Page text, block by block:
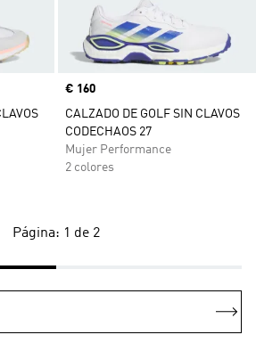
Precio
€ 160
CALZADO DE GOLF SIN CLAVOS
CODECHAOS 27
Mujer Performance
2 colores
Página: 1 de 2